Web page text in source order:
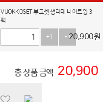
VUOKKOSET 뷰코셋 생리대 나이트윙 3
팩
+1 -120,900원
총 상품 금액 20,900